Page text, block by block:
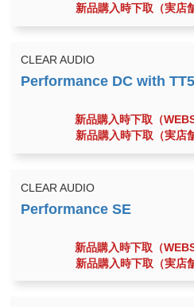
新品購入時下取（実店
CLEAR AUDIO
新品購入時下取（
新品購入時下取（実店
CLEAR AUDIO
新品購入時下取（
新品購入時下取（実店